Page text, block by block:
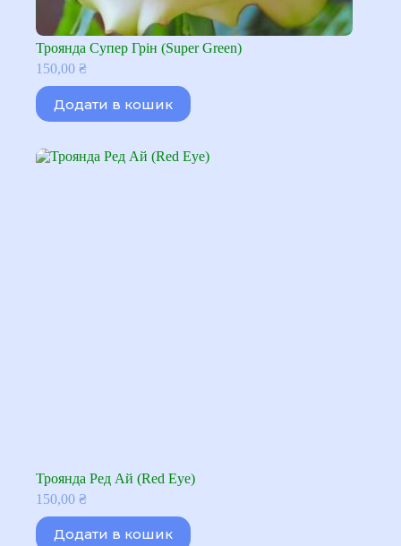
Троянда Супер Грін (Super Green)
150,00 ₴
Додати в кошик
Троянда Ред Ай (Red Eye)
150,00 ₴
Додати в кошик